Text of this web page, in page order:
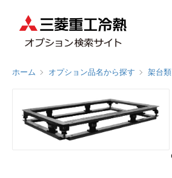
ホーム オプション品名から探す 架台類